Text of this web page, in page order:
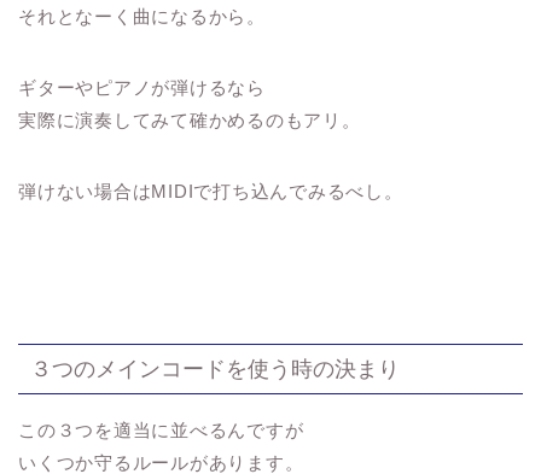
それとなーく曲になるから。
ギターやピアノが弾けるなら
実際に演奏してみて確かめるのもアリ。
弾けない場合はMIDIで打ち込んでみるべし。
３つのメインコードを使う時の決まり
この３つを適当に並べるんですが
いくつか守るルールがあります。